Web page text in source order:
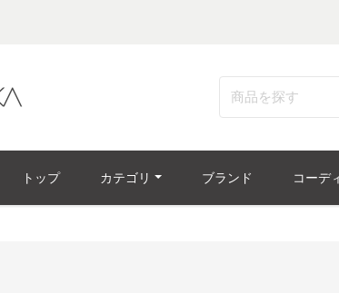
トップ カテゴリ ブランド コーデ